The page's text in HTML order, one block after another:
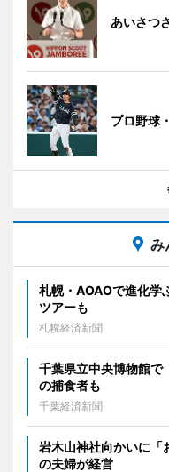
あいさつ
プロ野球
み
札幌・AOAOで進化
ツアーも
札幌経済新聞
千葉県立中央博物館
の捕食者も
千葉経済新聞
岩木山神社向かいに
の夫婦が経営